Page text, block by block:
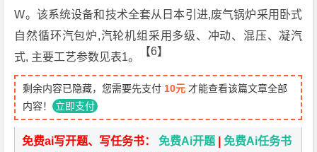
W。该系统设备和技术全套从日本引进,废气锅炉采用卧式
自然循环汽包炉,汽轮机组采用多级、冲动、混压、凝汽
式, 主要工艺参数见表1。
【6】
剩余内容已隐藏，您需要先支付 10元 才能查看该篇文章全部
内容！ 立即支付
免费ai写开题、写任务书：免费Ai开题 |免费Ai任务书